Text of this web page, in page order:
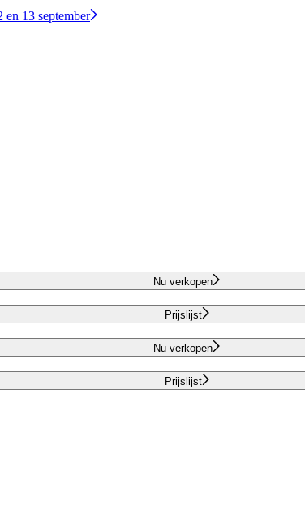
13 september
Nu verkopen
Prijslijst
Nu verkopen
Prijslijst